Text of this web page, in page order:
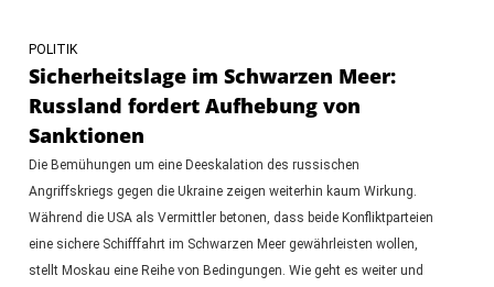
POLITIK
Sicherheitslage im Schwarzen Meer:
Russland fordert Aufhebung von
Sanktionen
Die Bemühungen um eine Deeskalation des russischen
Angriffskriegs gegen die Ukraine zeigen weiterhin kaum Wirkung.
Während die USA als Vermittler betonen, dass beide Konfliktparteien
eine sichere Schifffahrt im Schwarzen Meer gewährleisten wollen,
stellt Moskau eine Reihe von Bedingungen. Wie geht es weiter und